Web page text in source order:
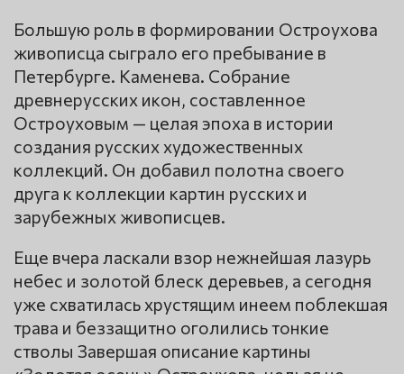
Большую роль в формировании Остроухова
живописца сыграло его пребывание в
Петербурге. Каменева. Собрание
древнерусских икон, составленное
Остроуховым — целая эпоха в истории
создания русских художественных
коллекций. Он добавил полотна своего
друга к коллекции картин русских и
зарубежных живописцев.
Еще вчера ласкали взор нежнейшая лазурь
небес и золотой блеск деревьев, а сегодня
уже схватилась хрустящим инеем поблекшая
трава и беззащитно оголились тонкие
стволы Завершая описание картины